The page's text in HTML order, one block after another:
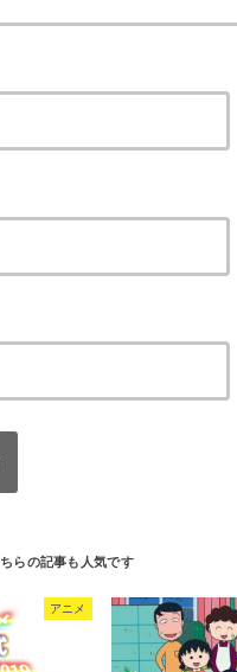
アニメ